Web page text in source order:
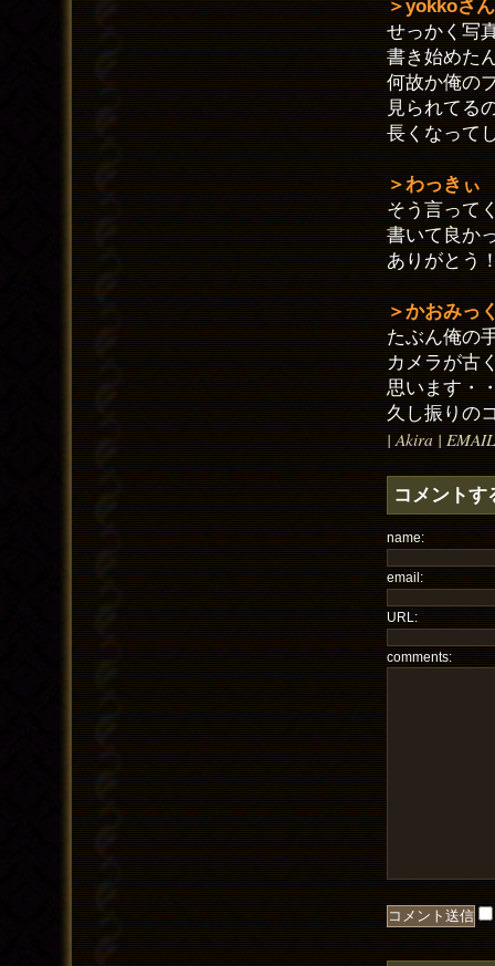
＞yokkoさん
せっかく写
書き始めた
何故か俺の
見られてる
長くなって
＞わっきぃ
そう言って
書いて良か
ありがとう
＞かおみっ
たぶん俺の
カメラが古
思います・
久し振りの
| Akira |
コメントす
name:
email:
URL:
comments: